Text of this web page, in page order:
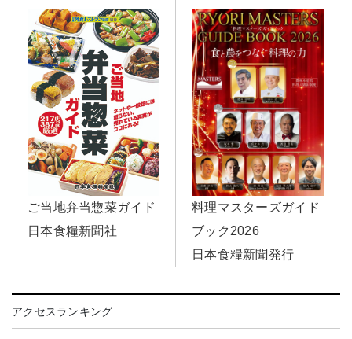
ご当地弁当惣菜ガイド
日本食糧新聞社
料理マスターズガイド
ブック2026
日本食糧新聞発行
アクセスランキング